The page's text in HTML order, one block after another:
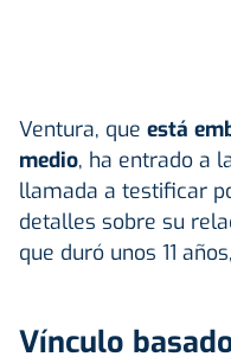
Ventura, que está
medio, ha entrado a
llamada a testificar
detalles sobre su
que duró unos 11
Vínculo